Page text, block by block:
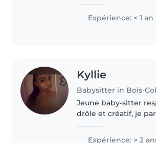
à leur sécurité et à
Les parents
Expérience: < 1 an
Kyllie
Babysitter in Bois-
Jeune baby-sitter
drôle et créatif, je
d'expérience, je suis
Expérience: > 2